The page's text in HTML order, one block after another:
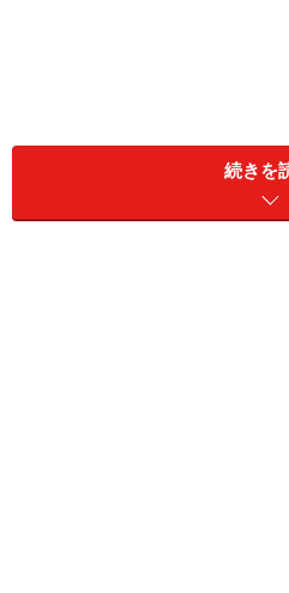
まぶたに生えているまつげが
さまつげ」などでも目やにが
続きを